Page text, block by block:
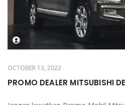
OCTOBER 13, 2022
PROMO DEALER MITSUBISHI